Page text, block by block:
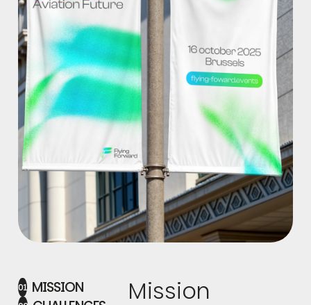
01 MISSION Mission